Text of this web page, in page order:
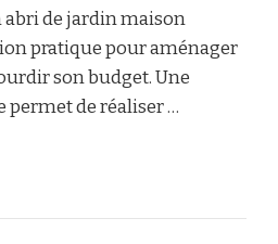
de jardin maison
pratique pour aménager
son budget. Une
de réaliser …